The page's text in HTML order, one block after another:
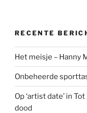
RECENTE
Het meisje – Hanny
Onbeheerde
Op ‘artist date’ in
dood